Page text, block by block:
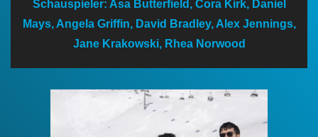
Schauspieler: Asa Butterfield, Cora Kirk, Daniel
Mays, Angela Griffin, David Bradley, Alex Jennings,
Jane Krakowski, Rhea Norwood